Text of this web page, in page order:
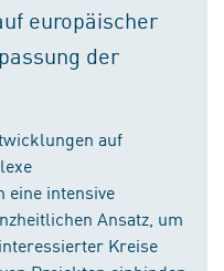
europäischer
der
auf
eine intensive
Ansatz, um
Kreise